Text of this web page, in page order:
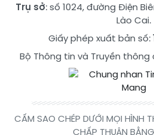
Trụ sở: số 1024, đường Điện
Lào Cai.
Giấy phép xuất bản số:
Bộ Thông tin và Truyền
CẤM SAO CHÉP DƯỚI MỌI HÌNH
CHẤP THUẬN